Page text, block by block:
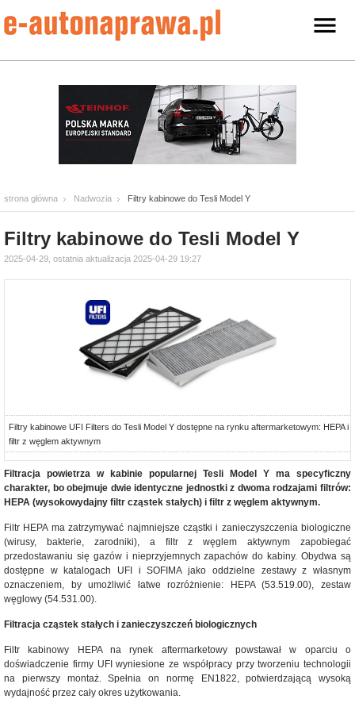
strona główna Nadwozia Filtry kabinowe do Tesli Model Y
Filtry kabinowe do Tesli Model Y
2025-04-29, ostatnia aktualizacja 2025-04-29 19:27
Filtry kabinowe UFI Filters do Tesli Model Y dostępne na rynku aftermarketowym: HEPA i
filtr z węglem aktywnym
Filtracja powietrza w kabinie popularnej Tesli Model Y ma specyficzny
charakter, bo obejmuje dwie identyczne jednostki z dwoma rodzajami filtrów:
HEPA (wysokowydajny filtr cząstek stałych) i filtr z węglem aktywnym.
Filtr HEPA ma zatrzymywać najmniejsze cząstki i zanieczyszczenia biologiczne
(wirusy, bakterie, zarodniki), a filtr z węglem aktywnym zapobiegać
przedostawaniu się gazów i nieprzyjemnych zapachów do kabiny. Obydwa są
dostępne w katalogach UFI i SOFIMA jako oddzielne zestawy z własnym
oznaczeniem, by umożliwić łatwe rozróżnienie: HEPA (53.519.00), zestaw
węglowy (54.531.00).
Filtracja cząstek stałych i zanieczyszczeń biologicznych
Filtr kabinowy HEPA na rynek aftermarketowy powstawał w oparciu o
doświadczenie firmy UFI wyniesione ze współpracy przy tworzeniu technologii
na pierwszy montaż. Spełnia on normę EN1822, potwierdzającą wysoką
wydajność przez cały okres użytkowania.